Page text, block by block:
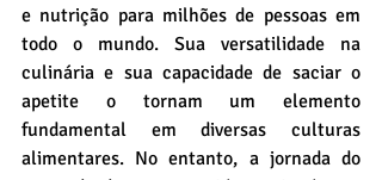
e nutrição para milhões de pessoas em
todo o mundo. Sua versatilidade na
culinária e sua capacidade de saciar o
apetite o tornam um elemento
fundamental em diversas culturas
alimentares. No entanto, a jornada do